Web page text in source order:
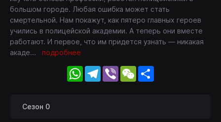
большом городе. Любая ошибка может стать
смертельной. Нам покажут, как пятеро главных героев
учились в полицейской академии. А теперь они вместе
работают. И первое, что им придется узнать — никакая
акаде... подробнее
WhatsApp
Telegram
Viber WeChat
Сезон 0